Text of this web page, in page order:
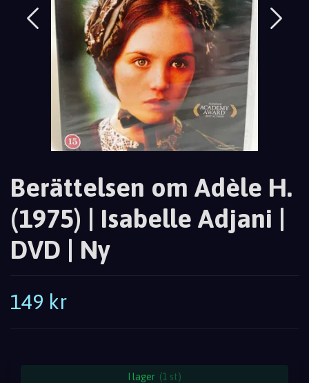
Berättelsen om Adèle H.
(1975) | Isabelle Adjani |
DVD | Ny
149 kr
I lager (1 st)